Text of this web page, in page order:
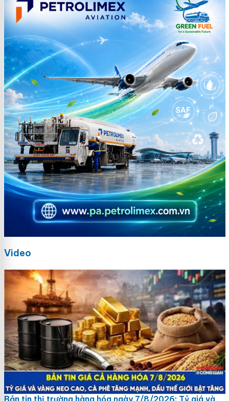
Video
Bản tin thị trường hàng hóa ngày 7/8/2026: Tỷ giá và